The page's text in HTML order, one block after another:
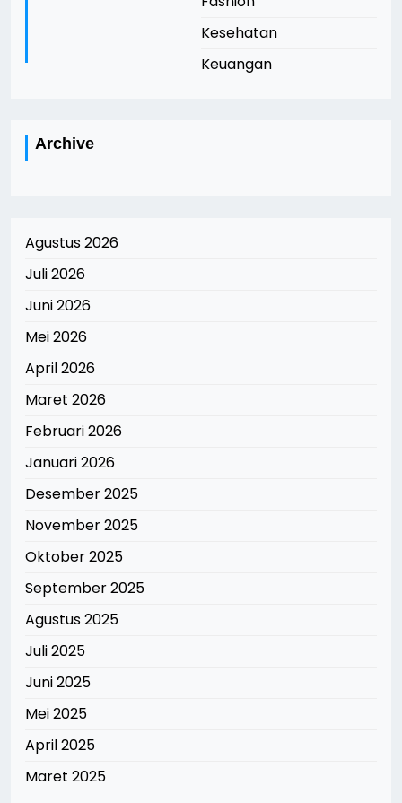
Kesehatan
Keuangan
Archive
Agustus 2026
Juli 2026
Juni 2026
Mei 2026
April 2026
Maret 2026
Februari 2026
Januari 2026
Desember 2025
November 2025
Oktober 2025
September 2025
Agustus 2025
Juli 2025
Juni 2025
Mei 2025
April 2025
Maret 2025